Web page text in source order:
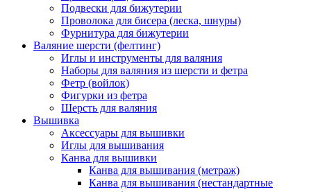
Подвески для бижутерии
Проволока для бисера (леска, шнуры)
Фурнитура для бижутерии
Валяние шерсти (фелтинг)
Иглы и инструменты для валяния
Наборы для валяния из шерсти и фетра
Фетр (войлок)
Фигурки из фетра
Шерсть для валяния
Вышивка
Аксессуары для вышивки
Иглы для вышивания
Канва для вышивки
Канва для вышивания (метраж)
Канва для вышивания (нестандартные